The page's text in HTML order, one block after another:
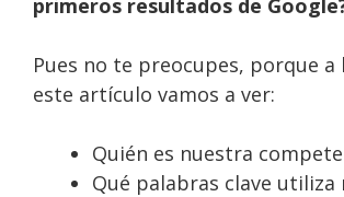
primeros resultados de
Pues no te preocupes, porque a
este artículo vamos a ver:
Quién es nuestra
Qué palabras clave utiliza